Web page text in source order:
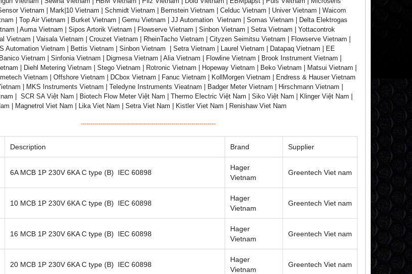
Vietnam | Mark|10 Vietnam | Schmidt Vietnam | Bernstein Vietnam | Celduc Vietnam | Univer Vietnam | Waicom
| Top Air Vietnam | Burket Vietnam | Gemu Vietnam | JJ Automation Vietnam | Somas Vietnam | Delta Elektrogas
| Auma Vietnam | Sipos Artorik Vietnam | Flowserve Vietnam | Sinbon Vietnam | Setra Vietnam | Yottacontrok
Vietnam | Vaisala Vietnam | Crouzet Vietnam | RheinTacho Vietnam | Cityzen Seimitsu Vietnam | Flowserve Vietnam |
Automation Vietnam | Bettis Vietnam | Sinbon Vietnam | Setra Vietnam | Laurel Vietnam | Datapaq Vietnam | EE
Vietnam | Sinfonia Vietnam | Digmesa Vietnam | Alia Vietnam | Flowline Vietnam | Brook Instrument Vietnam |
| Diehl Metering Vietnam | Stego Vietnam | Rotronic Vietnam | Hopeway Vietnam | Beko Vietnam | Matsui Vietnam |
Vietnam | Offshore Vietnam | DCbox Vietnam | Fanuc Vietnam | KollMorgen Vietnam | Endress & Hauser Vietnam
| MKS Instruments Vietnam | Teledyne Instruments Vieatnam | Badger Meter Vietnam | Hirschmann Vietnam |
| SCR SA Việt Nam | Biotech Flow Meter Việt Nam | Thermo Electric Việt Nam | Siko Việt Nam | Klinger Việt Nam |
| Magnetrol Viet Nam | Lika Viet Nam | Setra Viet Nam | Kistler Viet Nam | Renishaw Viet Nam
-------------------------------------------------------------------
Description Brand Supplier
6A MCB 1P 230V 6KA C type (B) IEC 60898
Hager
Vietnam
Greentech Viet nam
10 MCB 1P 230V 6KA C type (B) IEC 60898
Hager
Vietnam
Greentech Viet nam
16 MCB 1P 230V 6KA C type (B) IEC 60898
Hager
Vietnam
Greentech Viet nam
20 MCB 1P 230V 6KA C type (B) IEC 60898
Hager
Vietnam
Greentech Viet nam